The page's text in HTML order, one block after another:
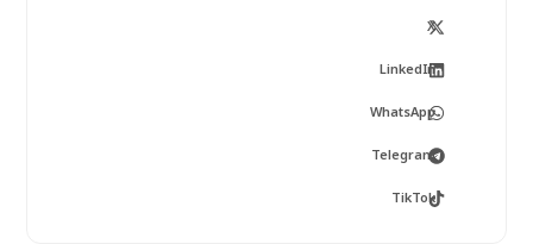
X
LinkedIn
WhatsApp
Telegram
TikTok